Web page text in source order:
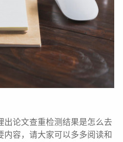
出论文查重检测结果是怎么去
内容，请大家可以多多阅读和